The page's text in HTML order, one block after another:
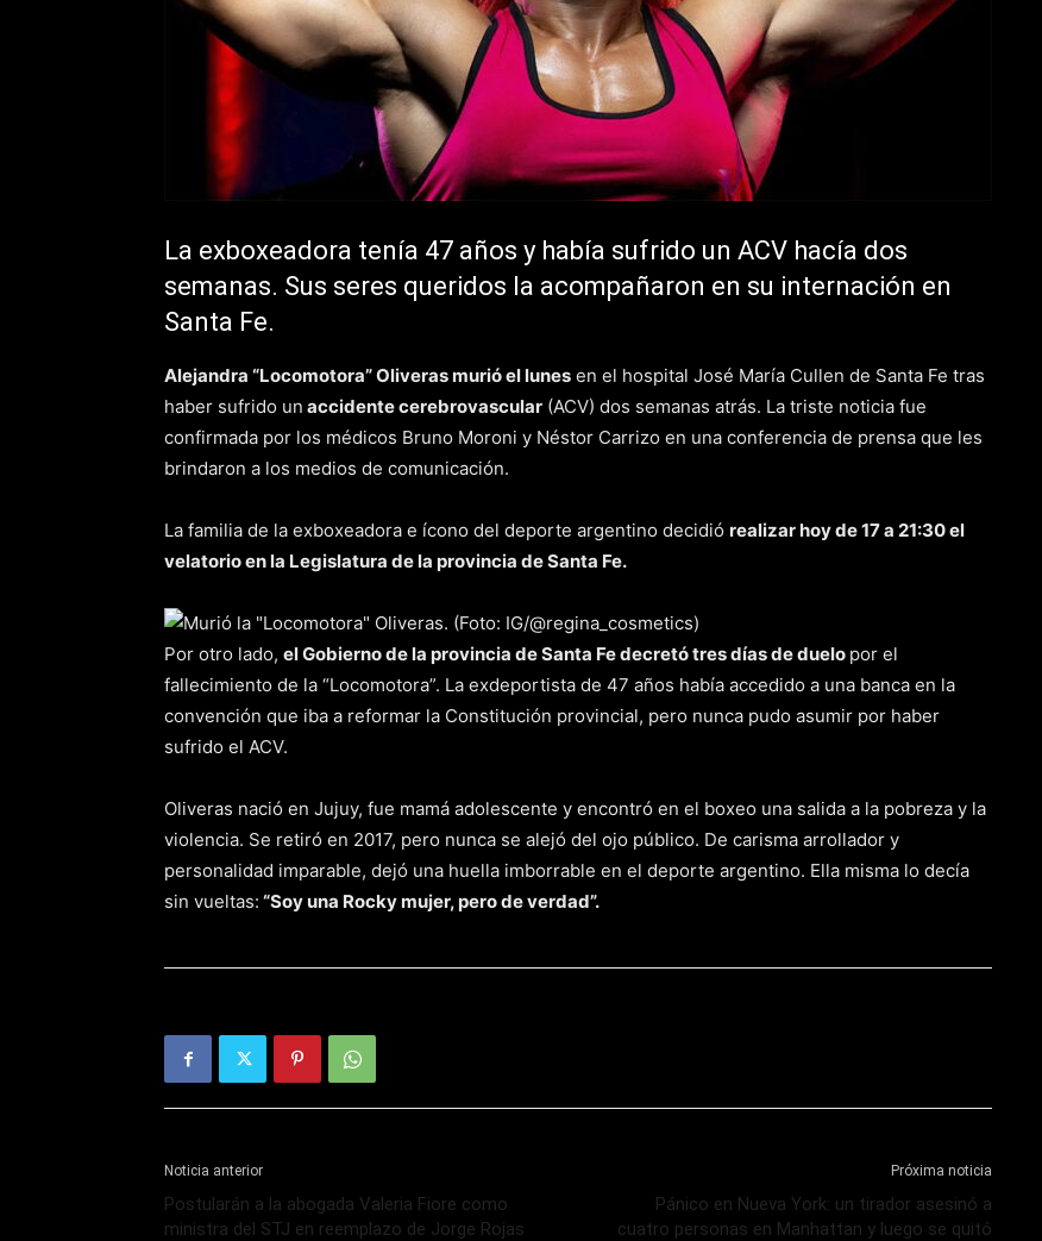
La exboxeadora tenía 47 años y había sufrido un ACV hacía dos
semanas. Sus seres queridos la acompañaron en su internación en
Santa Fe.
Alejandra “Locomotora” Oliveras murió el lunes en el hospital José María Cullen de Santa Fe tras
haber sufrido un accidente cerebrovascular (ACV) dos semanas atrás. La triste noticia fue
confirmada por los médicos Bruno Moroni y Néstor Carrizo en una conferencia de prensa que les
brindaron a los medios de comunicación.
La familia de la exboxeadora e ícono del deporte argentino decidió realizar hoy de 17 a 21:30 el
velatorio en la Legislatura de la provincia de Santa Fe.
Por otro lado, el Gobierno de la provincia de Santa Fe decretó tres días de duelo por el
fallecimiento de la “Locomotora”. La exdeportista de 47 años había accedido a una banca en la
convención que iba a reformar la Constitución provincial, pero nunca pudo asumir por haber
sufrido el ACV.
Oliveras nació en Jujuy, fue mamá adolescente y encontró en el boxeo una salida a la pobreza y la
violencia. Se retiró en 2017, pero nunca se alejó del ojo público. De carisma arrollador y
personalidad imparable, dejó una huella imborrable en el deporte argentino. Ella misma lo decía
sin vueltas: “Soy una Rocky mujer, pero de verdad”.
Noticia anterior
Postularán a la abogada Valeria Fiore como
ministra del STJ en reemplazo de Jorge Rojas
Próxima noticia
Pánico en Nueva York: un tirador asesinó a
cuatro personas en Manhattan y luego se quitó